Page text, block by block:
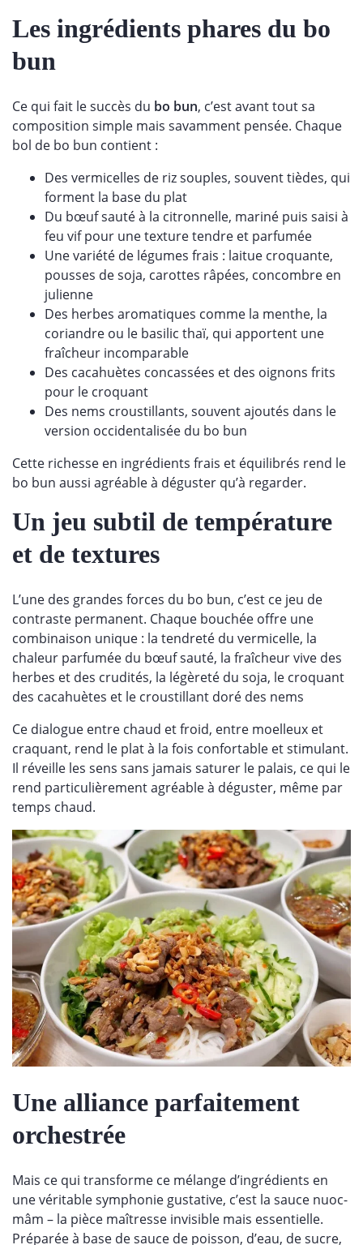
Les ingrédients phares du bo
bun
Ce qui fait le succès du bo bun, c’est avant tout sa
composition simple mais savamment pensée. Chaque
bol de bo bun contient :
Des vermicelles de riz souples, souvent tièdes, qui
forment la base du plat
Du bœuf sauté à la citronnelle, mariné puis saisi à
feu vif pour une texture tendre et parfumée
Une variété de légumes frais : laitue croquante,
pousses de soja, carottes râpées, concombre en
julienne
Des herbes aromatiques comme la menthe, la
coriandre ou le basilic thaï, qui apportent une
fraîcheur incomparable
Des cacahuètes concassées et des oignons frits
pour le croquant
Des nems croustillants, souvent ajoutés dans le
version occidentalisée du bo bun
Cette richesse en ingrédients frais et équilibrés rend le
bo bun aussi agréable à déguster qu’à regarder.
Un jeu subtil de température
et de textures
L’une des grandes forces du bo bun, c’est ce jeu de
contraste permanent. Chaque bouchée offre une
combinaison unique : la tendreté du vermicelle, la
chaleur parfumée du bœuf sauté, la fraîcheur vive des
herbes et des crudités, la légèreté du soja, le croquant
des cacahuètes et le croustillant doré des nems
Ce dialogue entre chaud et froid, entre moelleux et
craquant, rend le plat à la fois confortable et stimulant.
Il réveille les sens sans jamais saturer le palais, ce qui le
rend particulièrement agréable à déguster, même par
temps chaud.
Une alliance parfaitement
orchestrée
Mais ce qui transforme ce mélange d’ingrédients en
une véritable symphonie gustative, c’est la sauce nuoc-
mâm – la pièce maîtresse invisible mais essentielle.
Préparée à base de sauce de poisson, d’eau, de sucre,